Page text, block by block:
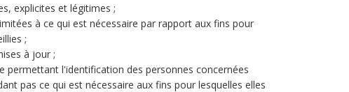
explicites et légitimes ;
à ce qui est nécessaire par rapport aux fins pour
;
à jour ;
permettant l'identification des personnes concernées
pas ce qui est nécessaire aux fins pour lesquelles elles